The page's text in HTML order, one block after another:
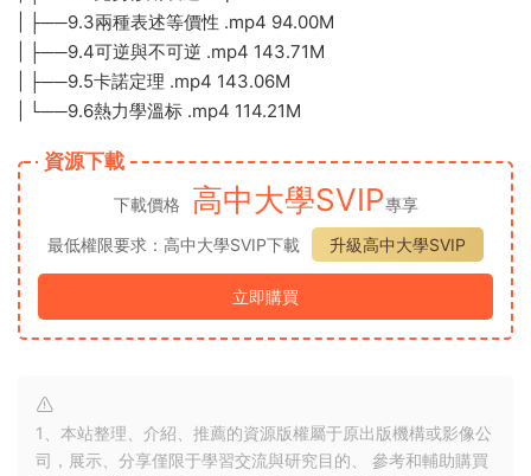
| ├──9.3兩種表述等價性 .mp4 94.00M
| ├──9.4可逆與不可逆 .mp4 143.71M
| ├──9.5卡諾定理 .mp4 143.06M
| └──9.6熱力學溫标 .mp4 114.21M
資源下載
下載價格 高中大學SVIP專享
最低權限要求：高中大學SVIP下載
升級高中大學SVIP
立即購買
1、本站整理、介紹、推薦的資源版權屬于原出版機構或影像公
司，展示、分享僅限于學習交流與研究目的、 參考和輔助購買